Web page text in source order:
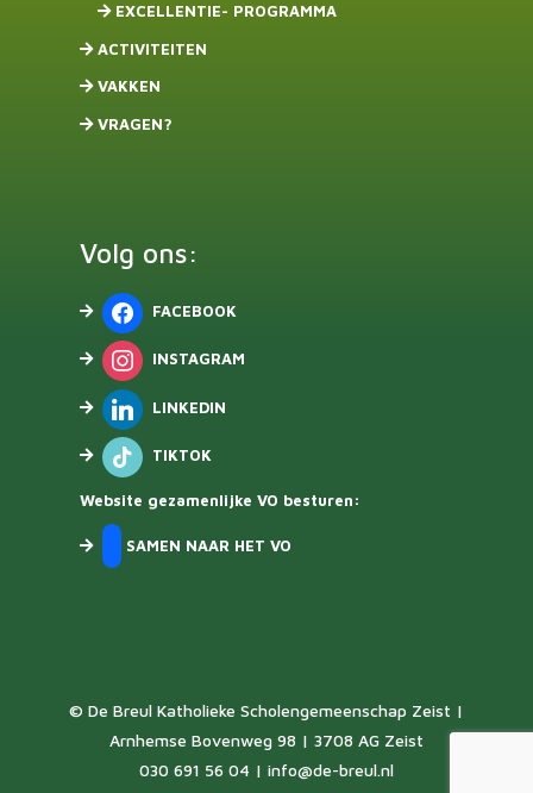
EXCELLENTIE- PROGRAMMA
ACTIVITEITEN
VAKKEN
VRAGEN?
Volg ons:
FACEBOOK
INSTAGRAM
LINKEDIN
TIKTOK
Website gezamenlijke VO besturen:
SAMEN NAAR HET VO
© De Breul Katholieke Scholengemeenschap Zeist |
Arnhemse Bovenweg 98 | 3708 AG Zeist
030 691 56 04 | info@de-breul.nl